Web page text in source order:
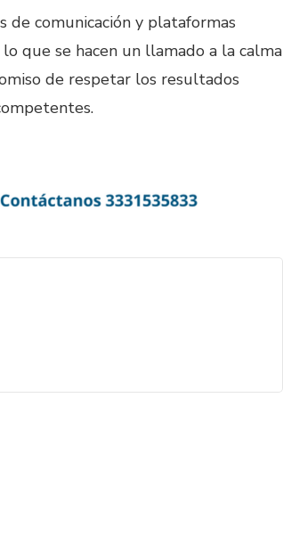
de comunicación y plataformas
que se hacen un llamado a la calma
de respetar los resultados